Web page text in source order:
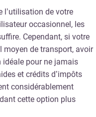
l’utilisation de votre
occasionnel, les
Cependant, si votre
moyen de transport, avoir
pour ne jamais
et crédits d’impôts
considérablement
cette option plus